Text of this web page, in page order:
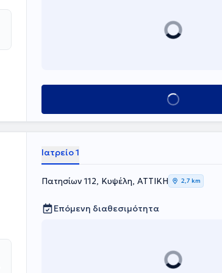
Κλείσε ραντεβού
Ιατρείο 1
Πατησίων 112, Κυψέλη, ΑΤΤΙΚΗ 2,7 km
Επόμενη διαθεσιμότητα